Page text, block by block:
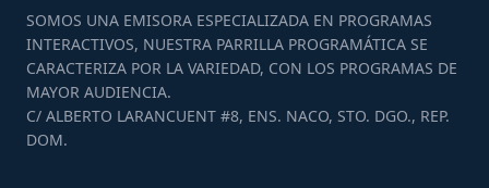
SOMOS UNA EMISORA ESPECIALIZADA EN PROGRAMAS
INTERACTIVOS, NUESTRA PARRILLA PROGRAMÁTICA SE
CARACTERIZA POR LA VARIEDAD, CON LOS PROGRAMAS DE
MAYOR AUDIENCIA.
C/ ALBERTO LARANCUENT #8, ENS. NACO, STO. DGO., REP.
DOM.